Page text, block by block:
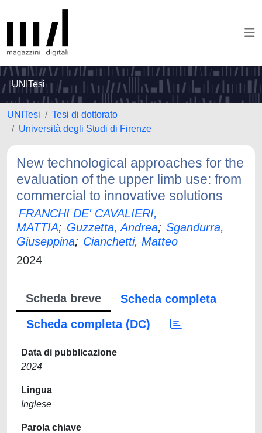
UNITesi
UNITesi
Tesi di dottorato
Università degli Studi di Firenze
New technological approaches for the
evaluation of the upper limb use: from
commercial to innovative solutions
FRANCHI DE' CAVALIERI,
MATTIA; Guzzetta, Andrea; Sgandurra,
Giuseppina; Cianchetti, Matteo
2024
Scheda breve
Scheda completa
Scheda completa (DC)
Data di pubblicazione
2024
Lingua
Inglese
Parola chiave